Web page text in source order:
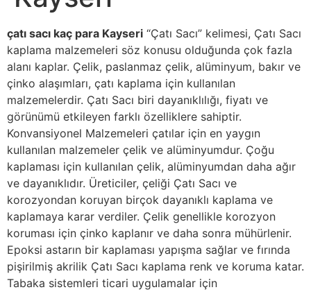
çatı sacı kaç para Kayseri “Çatı Sacı” kelimesi, Çatı Sacı
kaplama malzemeleri söz konusu olduğunda çok fazla
alanı kaplar. Çelik, paslanmaz çelik, alüminyum, bakır ve
çinko alaşımları, çatı kaplama için kullanılan
malzemelerdir. Çatı Sacı biri dayanıklılığı, fiyatı ve
görünümü etkileyen farklı özelliklere sahiptir.
Konvansiyonel Malzemeleri çatılar için en yaygın
kullanılan malzemeler çelik ve alüminyumdur. Çoğu
kaplaması için kullanılan çelik, alüminyumdan daha ağır
ve dayanıklıdır. Üreticiler, çeliği Çatı Sacı ve
korozyondan koruyan birçok dayanıklı kaplama ve
kaplamaya karar verdiler. Çelik genellikle korozyon
koruması için çinko kaplanır ve daha sonra mühürlenir.
Epoksi astarın bir kaplaması yapışma sağlar ve fırında
pişirilmiş akrilik Çatı Sacı kaplama renk ve koruma katar.
Tabaka sistemleri ticari uygulamalar için